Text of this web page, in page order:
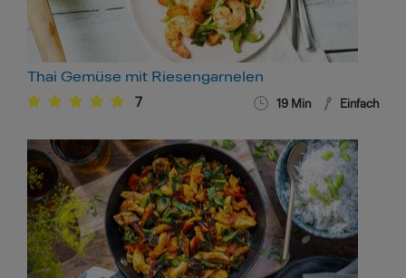
Thai Gemüse mit Riesengarnelen
7 19 Min Einfach